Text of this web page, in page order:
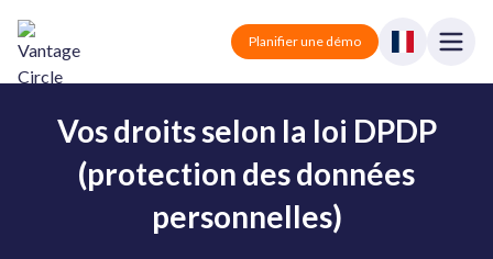
Vantage Circle Planifier une démo
Solutions
Vantage Rewards
Tarification
Vos droits selon la loi DPDP
(protection des données
personnelles)